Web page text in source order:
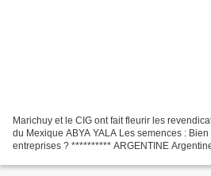
Marichuy et le CIG ont fait fleurir les
du Mexique ABYA YALA Les semences :
entreprises ? ********** ARGENTINE